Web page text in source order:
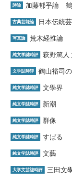
詩論 加藤郁乎論
古典芸能論 日本伝統
写真論 荒木経惟論
純文学誌時評 萩野篤人
文学誌時評 鶴山裕司
純文学誌時評 文學界
純文学誌時評 新潮
純文学誌時評 群像
純文学誌時評 すばる
純文学誌時評 文藝
大学文芸誌時評 三田文